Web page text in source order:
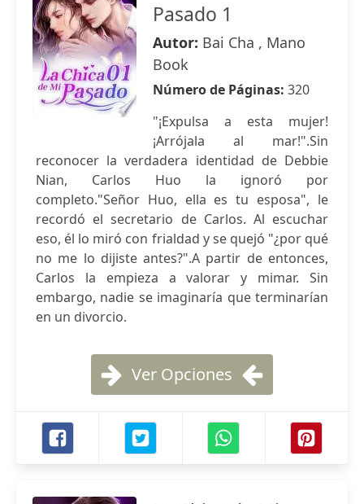
Pasado 1
Autor: Bai Cha , Mano
Book
Número de Páginas: 320
"¡Expulsa a esta mujer!
¡Arrójala al mar!".Sin
reconocer la verdadera identidad de Debbie
Nian, Carlos Huo la ignoró por
completo."Señor Huo, ella es tu esposa", le
recordó el secretario de Carlos. Al escuchar
eso, él lo miró con frialdad y se quejó "¿por qué
no me lo dijiste antes?".A partir de entonces,
Carlos la empieza a valorar y mimar. Sin
embargo, nadie se imaginaría que terminarían
en un divorcio.
Ver Opciones